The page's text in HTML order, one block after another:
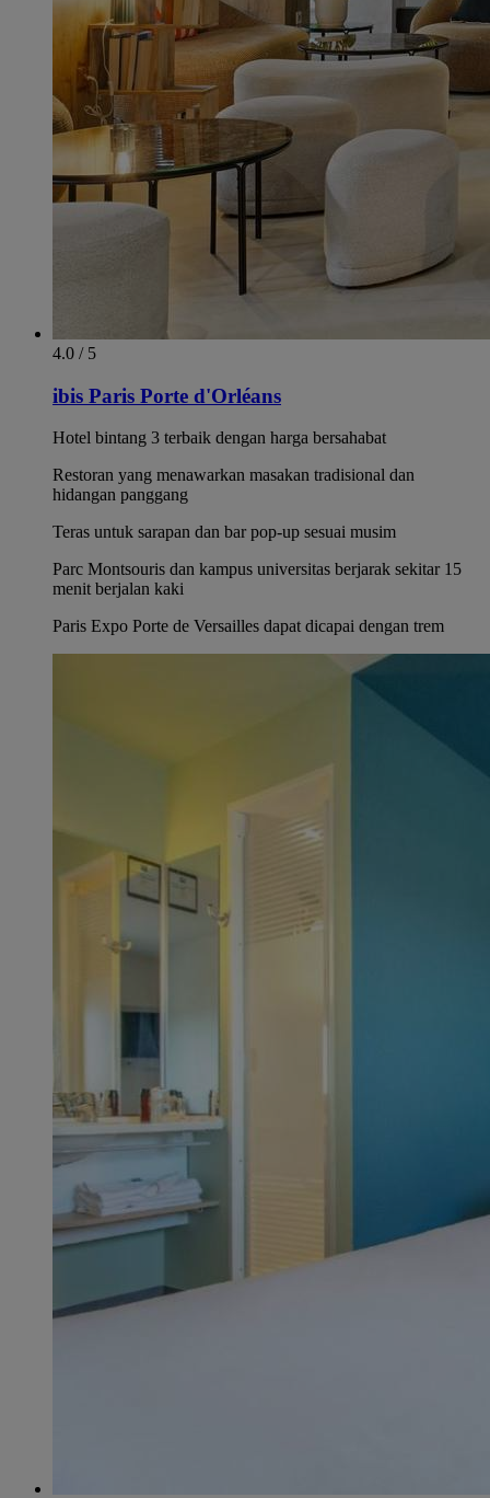
4.0 / 5
ibis Paris Porte d'Orléans
Hotel bintang 3 terbaik dengan harga bersahabat
Restoran yang menawarkan masakan tradisional dan
hidangan panggang
Teras untuk sarapan dan bar pop-up sesuai musim
Parc Montsouris dan kampus universitas berjarak sekitar 15
menit berjalan kaki
Paris Expo Porte de Versailles dapat dicapai dengan trem